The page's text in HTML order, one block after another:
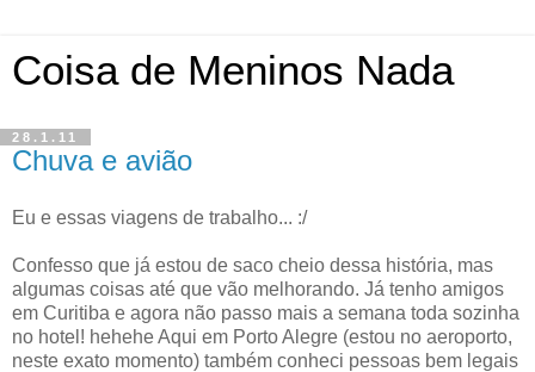
Coisa de Meninos Nada
28.1.11
Chuva e avião
Eu e essas viagens de trabalho... :/
Confesso que já estou de saco cheio dessa história, mas
algumas coisas até que vão melhorando. Já tenho amigos
em Curitiba e agora não passo mais a semana toda sozinha
no hotel! hehehe Aqui em Porto Alegre (estou no aeroporto,
neste exato momento) também conheci pessoas bem legais